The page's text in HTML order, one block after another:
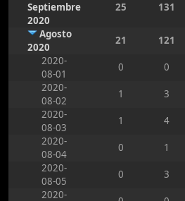
Septiembre
2020
25 131
Agosto
2020
21 121
2020-
08-01
0 0
2020-
08-02
1 3
2020-
08-03
1 4
2020-
08-04
0 1
2020-
08-05
0 3
2020-